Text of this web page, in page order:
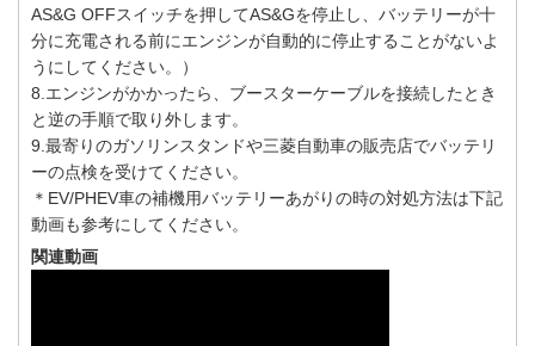
AS&G OFFスイッチを押してAS&Gを停止し、バッテリーが十
分に充電される前にエンジンが自動的に停止することがないよ
うにしてください。）
8.エンジンがかかったら、ブースターケーブルを接続したとき
と逆の手順で取り外します。
9.最寄りのガソリンスタンドや三菱自動車の販売店でバッテリ
ーの点検を受けてください。
＊EV/PHEV車の補機用バッテリーあがりの時の対処方法は下記
動画も参考にしてください。
関連動画